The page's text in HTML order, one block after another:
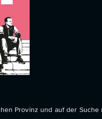
Provinz und auf der